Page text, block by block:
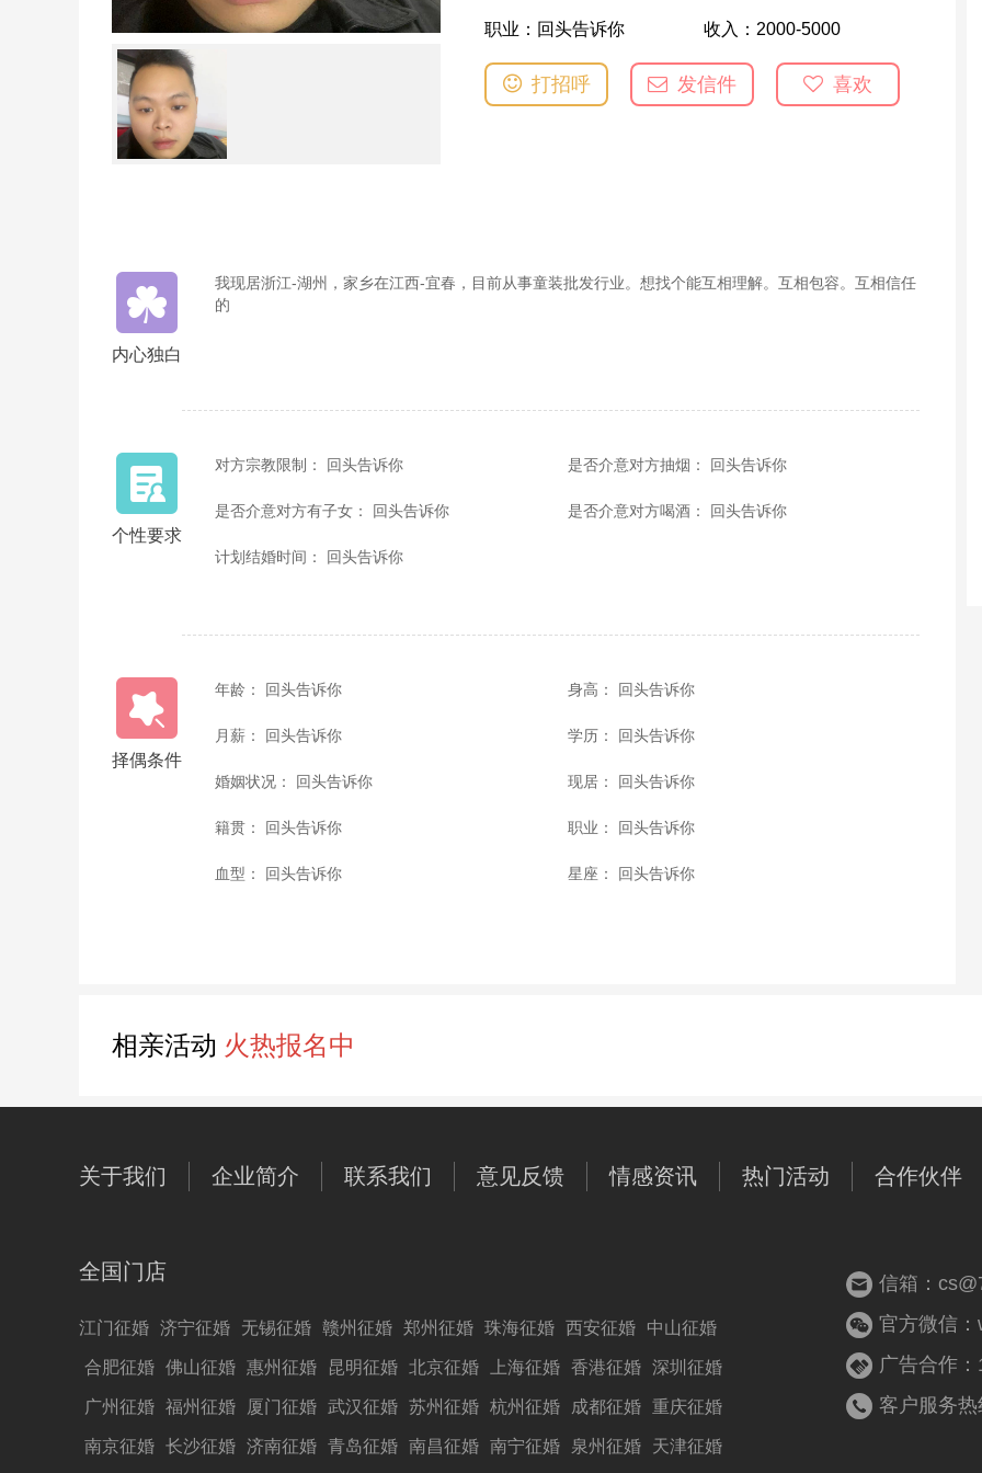
职业： 回头告诉你 收入： 2000-5000
打招呼 发信件 喜欢
内心独白
我现居浙江-湖州，家乡在江西-宜春，目前从事童装批发行业。想找个能互相理解。互相包容。互相信任
的
个性要求
对方宗教限制： 回头告诉你 是否介意对方抽烟： 回头告诉你
是否介意对方有子女： 回头告诉你 是否介意对方喝酒： 回头告诉你
计划结婚时间： 回头告诉你
择偶条件
年龄： 回头告诉你 身高： 回头告诉你
月薪： 回头告诉你 学历： 回头告诉你
婚姻状况： 回头告诉你 现居： 回头告诉你
籍贯： 回头告诉你 职业： 回头告诉你
血型： 回头告诉你 星座： 回头告诉你
相亲活动 火热报名中
关于我们 企业简介 联系我们 意见反馈 情感资讯 热门活动 合作伙伴
全国门店
江门征婚 济宁征婚 无锡征婚 赣州征婚 郑州征婚 珠海征婚 西安征婚 中山征婚
合肥征婚 佛山征婚 惠州征婚 昆明征婚 北京征婚 上海征婚 香港征婚 深圳征婚
广州征婚 福州征婚 厦门征婚 武汉征婚 苏州征婚 杭州征婚 成都征婚 重庆征婚
南京征婚 长沙征婚 济南征婚 青岛征婚 南昌征婚 南宁征婚 泉州征婚 天津征婚
信箱：
官方微信
广告合作
客户服务